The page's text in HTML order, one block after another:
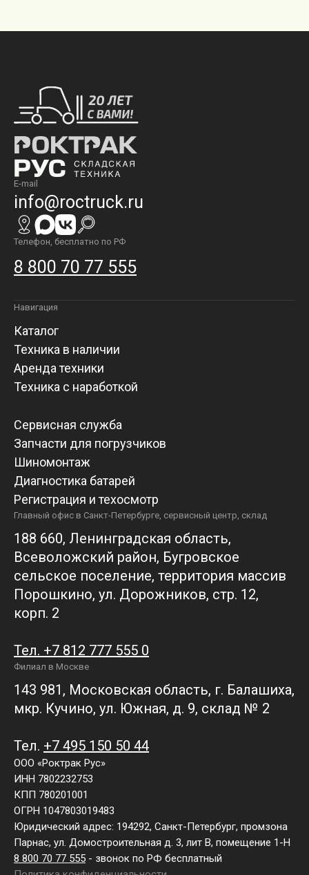
E-mail
info@roctruck.ru
Телефон, бесплатно по РФ
8 800 70 77 555
Навигация
Каталог
Техника в наличии
Аренда техники
Техника с наработкой
Сервисная служба
Запчасти для погрузчиков
Шиномонтаж
Диагностика батарей
Регистрация и техосмотр
Главный офис в Санкт-Петербурге, сервисный центр, склад
188 660, Ленинградская область,
Всеволожский район, Бугровское
сельское поселение, территория массив
Порошкино, ул. Дорожников, стр. 12,
корп. 2
Тел. +7 812 777 555 0
Филиал в Москве
143 981, Московская область, г. Балашиха,
мкр. Кучино, ул. Южная, д. 9, склад № 2
Тел. +7 495 150 50 44
ООО «Роктрак Рус»
ИНН 7802232753
КПП 780201001
ОГРН 1047803019483
Юридический адрес: 194292, Санкт-Петербург, промзона
Парнас, ул. Домостроительная д. 3, лит В, помещение 1-Н
8 800 70 77 555 - звонок по РФ бесплатный